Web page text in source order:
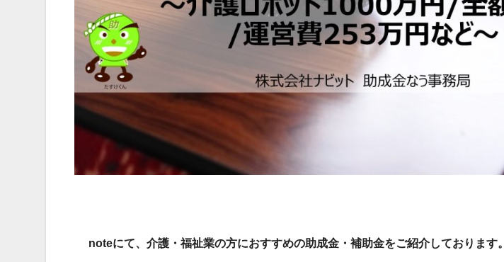
noteにて、介護・福祉業の方におすすめの助成金・補助金をご紹介しております。